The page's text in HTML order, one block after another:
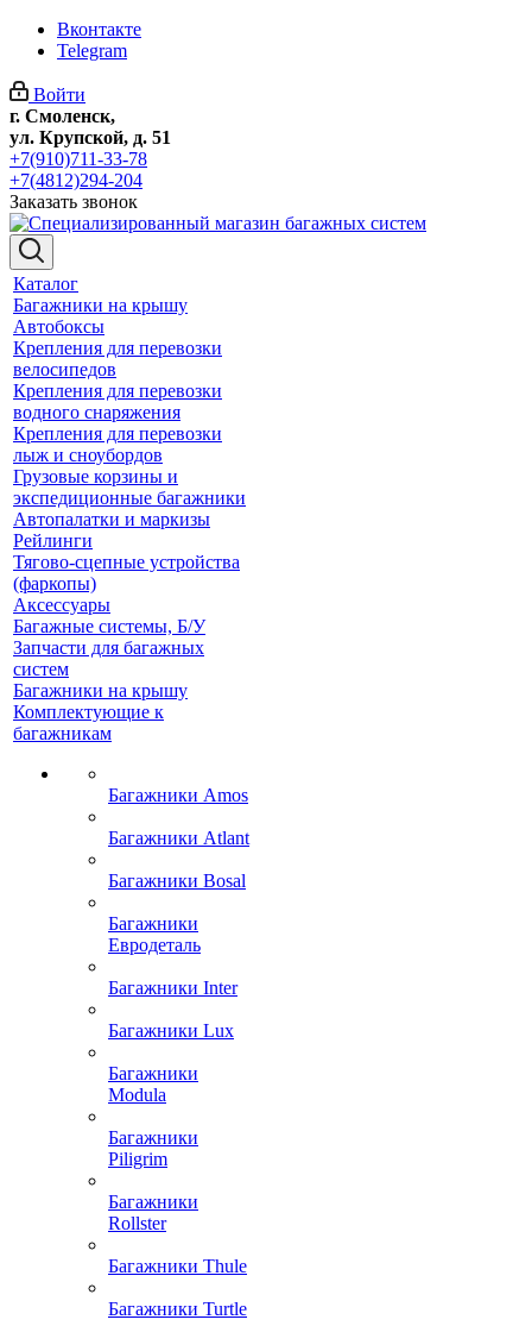
Вконтакте
Telegram
Войти
г. Смоленск,
ул. Крупской, д. 51
+7(910)711-33-78
+7(4812)294-204
Заказать звонок
Каталог
Багажники на крышу
Автобоксы
Крепления для перевозки
велосипедов
Крепления для перевозки
водного снаряжения
Крепления для перевозки
лыж и сноубордов
Грузовые корзины и
экспедиционные багажники
Автопалатки и маркизы
Рейлинги
Тягово-сцепные устройства
(фаркопы)
Аксессуары
Багажные системы, Б/У
Запчасти для багажных
систем
Багажники на крышу
Комплектующие к
багажникам
Багажники Amos
Багажники Atlant
Багажники Bosal
Багажники
Евродеталь
Багажники Inter
Багажники Lux
Багажники
Modula
Багажники
Piligrim
Багажники
Rollster
Багажники Thule
Багажники Turtle